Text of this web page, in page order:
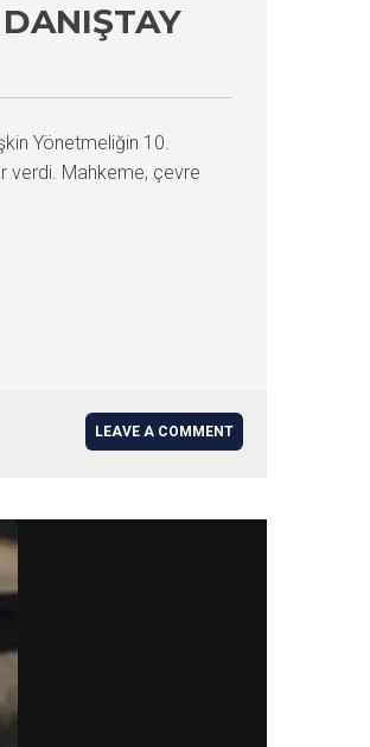
Yönetmeliğin 10.
verdi. Mahkeme, çevre
LEAVE A COMMENT